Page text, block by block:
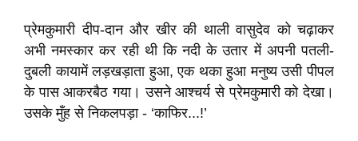
प्रेमकुमारी दीप-दान और खीर की थाली वासुदेव को चढ़ाकर
अभी नमस्कार कर रही थी कि नदी के उतार में अपनी पतली-
दुबली कायामें लड़खड़ाता हुआ, एक थका हुआ मनुष्य उसी पीपल
के पास आकरबैठ गया। उसने आश्चर्य से प्रेमकुमारी को देखा।
उसके मुँह से निकलपड़ा - ‘काफिर...!’